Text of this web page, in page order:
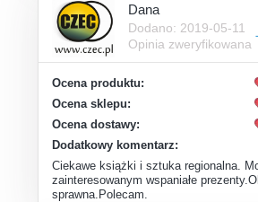
Dana
Dodano: 2019-05-11
Opinia zweryfikowana
Ocena produktu:
Ocena sklepu:
Ocena dostawy:
Dodatkowy komentarz:
Ciekawe książki i sztuka regionalna.
zainteresowanym wspaniałe
sprawna.Polecam.